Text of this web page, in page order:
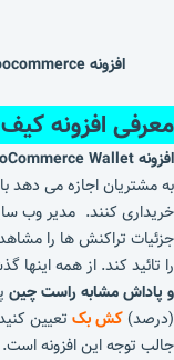
افزونه Wallet Woocommerce | افزونه کیف پول برای وردپرس
معرفی افزونه
افزونه WooCommerce Wallet
به مشتریان اجازه می دهد
خریداری کنند. مدیر وب
جزئیات تراکنش ها را
را تائید کند. از همه اینها
و پاداش مشابه راست چین
(درصد) کش بک تعیین
جالب توجه این افزونه است.